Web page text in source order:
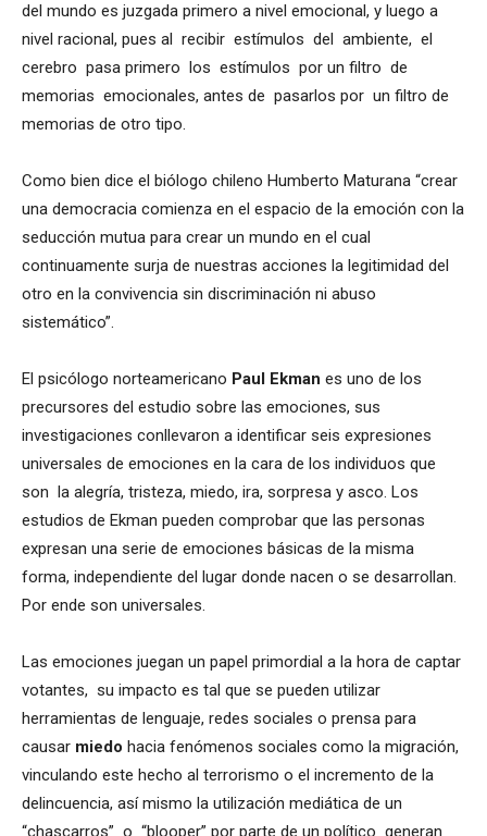
del mundo es juzgada primero a nivel emocional, y luego a
nivel racional, pues al recibir estímulos del ambiente, el
cerebro pasa primero los estímulos por un filtro de
memorias emocionales, antes de pasarlos por un filtro de
memorias de otro tipo.
Como bien dice el biólogo chileno Humberto Maturana “crear
una democracia comienza en el espacio de la emoción con la
seducción mutua para crear un mundo en el cual
continuamente surja de nuestras acciones la legitimidad del
otro en la convivencia sin discriminación ni abuso
sistemático”.
El psicólogo norteamericano Paul Ekman es uno de los
precursores del estudio sobre las emociones, sus
investigaciones conllevaron a identificar seis expresiones
universales de emociones en la cara de los individuos que
son la alegría, tristeza, miedo, ira, sorpresa y asco. Los
estudios de Ekman pueden comprobar que las personas
expresan una serie de emociones básicas de la misma
forma, independiente del lugar donde nacen o se desarrollan.
Por ende son universales.
Las emociones juegan un papel primordial a la hora de captar
votantes, su impacto es tal que se pueden utilizar
herramientas de lenguaje, redes sociales o prensa para
causar miedo hacia fenómenos sociales como la migración,
vinculando este hecho al terrorismo o el incremento de la
delincuencia, así mismo la utilización mediática de un
“chascarros” o “blooper” por parte de un político generan